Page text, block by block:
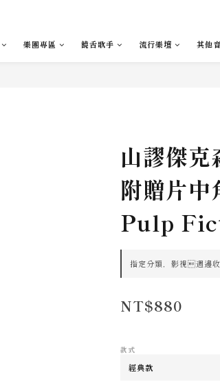
樂團專區 饒舌歌手 流行樂壇 其他
山謬傑
附贈片中
Pulp
指定分類，影視週邊
NT$880
款式